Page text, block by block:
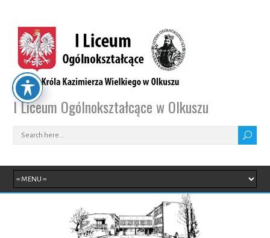
I Liceum Ogólnokształcące w Olkuszu